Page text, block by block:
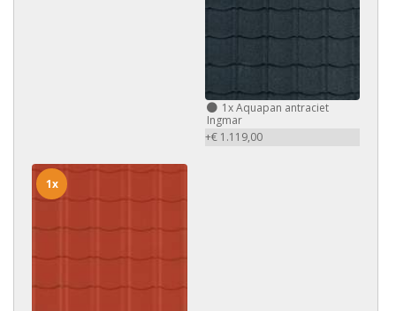
1xAquapan antraciet
Ingmar
+€ 1.119,00
1x